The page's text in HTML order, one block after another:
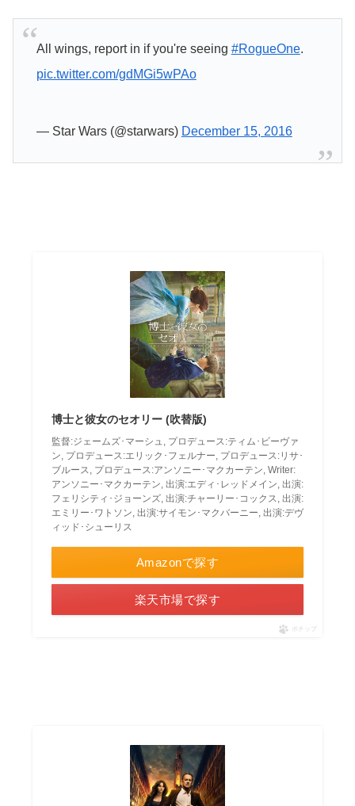
All wings, report in if you're seeing #RogueOne.
pic.twitter.com/gdMGi5wPAo
— Star Wars (@starwars) December 15, 2016
博士と彼女のセオリー (吹替版)
監督:ジェームズ･マーシュ, プロデュース:ティム･ビーヴァ
ン, プロデュース:エリック･フェルナー, プロデュース:リサ･
ブルース, プロデュース:アンソニー･マクカーテン, Writer:
アンソニー･マクカーテン, 出演:エディ･レッドメイン, 出演:
フェリシティ･ジョーンズ, 出演:チャーリー･コックス, 出演:
エミリー･ワトソン, 出演:サイモン･マクバーニー, 出演:デヴ
ィッド･シューリス
Amazonで探す
楽天市場で探す
ポチップ